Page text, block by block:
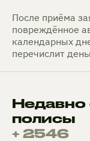
После приёма
повреждённое
календарных
перечислит
полисы
+ 2546